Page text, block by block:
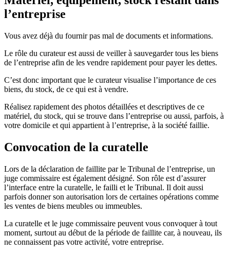
l’entreprise
Vous avez déjà du fournir pas mal de documents et informations.
Le rôle du curateur est aussi de veiller à sauvegarder tous les biens
de l’entreprise afin de les vendre rapidement pour payer les dettes.
C’est donc important que le curateur visualise l’importance de ces
biens, du stock, de ce qui est à vendre.
Réalisez rapidement des photos détaillées et descriptives de ce
matériel, du stock, qui se trouve dans l’entreprise ou aussi, parfois, à
votre domicile et qui appartient à l’entreprise, à la société faillie.
Convocation de la curatelle
Lors de la déclaration de faillite par le Tribunal de l’entreprise, un
juge commissaire est également désigné. Son rôle est d’assurer
l’interface entre la curatelle, le failli et le Tribunal. Il doit aussi
parfois donner son autorisation lors de certaines opérations comme
les ventes de biens meubles ou immeubles.
La curatelle et le juge commissaire peuvent vous convoquer à tout
moment, surtout au début de la période de faillite car, à nouveau, ils
ne connaissent pas votre activité, votre entreprise.